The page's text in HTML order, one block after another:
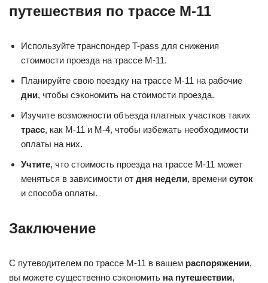
путешествия по трассе М-11
Используйте транспондер T-pass для снижения
стоимости проезда на трассе М-11.
Планируйте свою поездку на трассе М-11 на рабочие
дни, чтобы сэкономить на стоимости проезда.
Изучите возможности объезда платных участков таких
трасс, как М-11 и М-4, чтобы избежать необходимости
оплаты на них.
Учтите, что стоимость проезда на трассе М-11 может
меняться в зависимости от дня недели, времени суток
и способа оплаты.
Заключение
С путеводителем по трассе М-11 в вашем распоряжении,
вы можете существенно сэкономить на путешествии,